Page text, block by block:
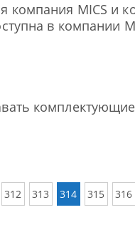
компания MICS и
в компании
312 313 314 315 316